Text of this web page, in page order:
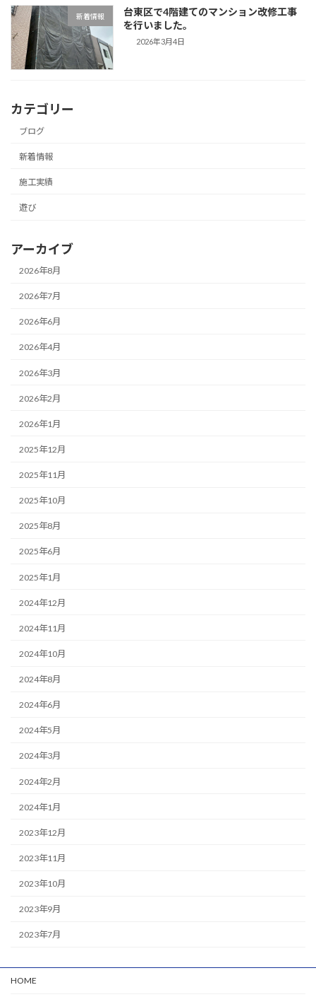
新着情報
台東区で4階建てのマンション改修工事
を行いました。
2026年3月4日
カテゴリー
ブログ
新着情報
施工実績
遊び
アーカイブ
2026年8月
2026年7月
2026年6月
2026年4月
2026年3月
2026年2月
2026年1月
2025年12月
2025年11月
2025年10月
2025年8月
2025年6月
2025年1月
2024年12月
2024年11月
2024年10月
2024年8月
2024年6月
2024年5月
2024年3月
2024年2月
2024年1月
2023年12月
2023年11月
2023年10月
2023年9月
2023年7月
HOME